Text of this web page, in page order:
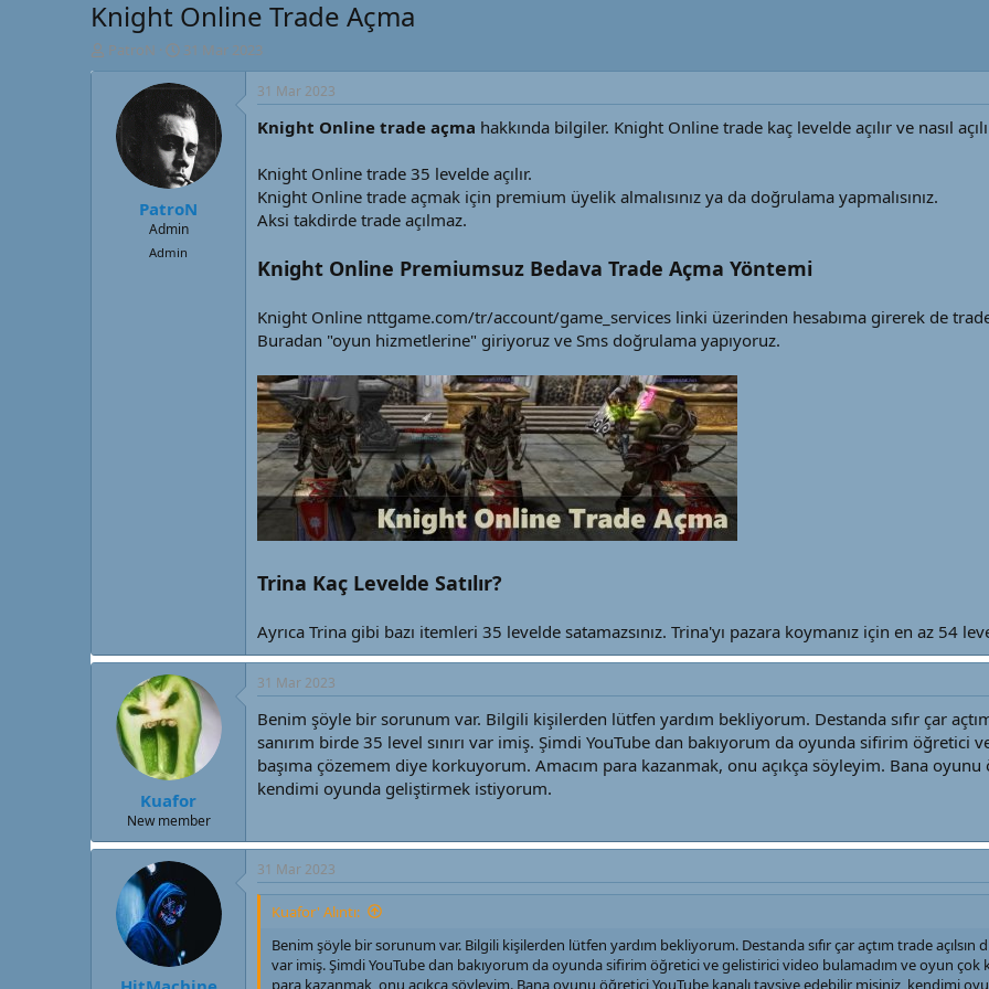
Knight Online Trade Açma
K
o
PatroN
B
a
ş
l
a
n
g
ı
ç
t
a
31 Mar 2023
PatroN
Admin
Admin
31 Mar 2023
Knight Online trade açma hakkında bilgiler. Knight Online trade kaç levelde açılır ve nasıl
Knight Online trade 35 levelde açılır.
Knight Online trade açmak için premium üyelik almalısınız ya da doğrulama yapmalısınız.
Aksi takdirde trade açılmaz.
Knight Online Premiumsuz Bedava Trade Açma Yöntemi
Knight Online nttgame.com/tr/account/game_services linki üzerinden hesabıma girerek de
Buradan "oyun hizmetlerine" giriyoruz ve Sms doğrulama yapıyoruz.
Trina Kaç Levelde Satılır?
Ayrıca Trina gibi bazı itemleri 35 levelde satamazsınız. Trina'yı pazara koymanız için en az 54
Kuafor
New member
31 Mar 2023
Benim şöyle bir sorunum var. Bilgili kişilerden lütfen yardım bekliyorum. Destanda sıfır çar
sanırım birde 35 level sınırı var imiş. Şimdi YouTube dan bakıyorum da oyunda sifirim öğretici
başıma çözemem diye korkuyorum. Amacım para kazanmak, onu açıkça söyleyim. Bana
kendimi oyunda geliştirmek istiyorum.
31 Mar 2023
Kuafor' Alıntı:
Benim şöyle bir sorunum var. Bilgili kişilerden lütfen yardım bekliyorum. Destanda sıfır çar açtım trade açılsın
var imiş. Şimdi YouTube dan bakıyorum da oyunda sifirim öğretici ve gelistirici video bulamadım ve oyun çok
para kazanmak, onu açıkça söyleyim. Bana oyunu öğretici YouTube kanalı tavsiye edebilir misiniz, kendimi